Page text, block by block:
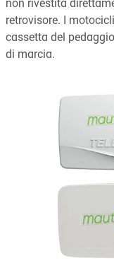
non rivestita
retrovisore. I
cassetta del
di marcia.